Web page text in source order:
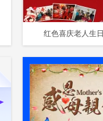
红色喜庆老人生